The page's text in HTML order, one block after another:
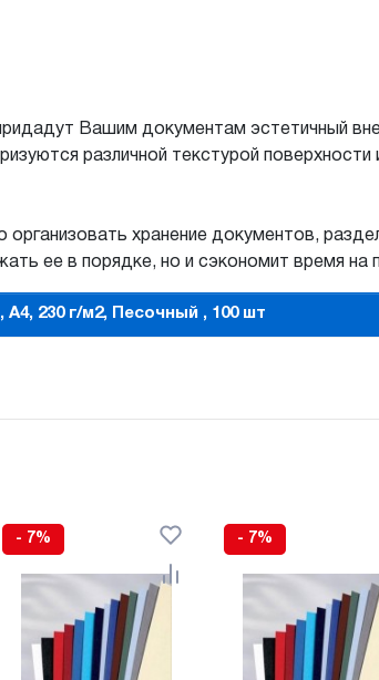
Вашим документам эстетичный
различной текстурой поверхности
хранение документов,
ее в порядке, но и сэкономит время на
230 г/м2, Песочный , 100 шт
- 7% - 7%